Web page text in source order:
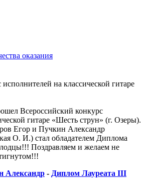
оказания
на классической гитаре
Всероссийский конкурс
гитаре «Шесть струн» (г. Озеры).
Егор и Пучкин Александр
О. И.) стал обладателем Диплома
Поздравляем и желаем не
Александр - Диплом Лауреата III